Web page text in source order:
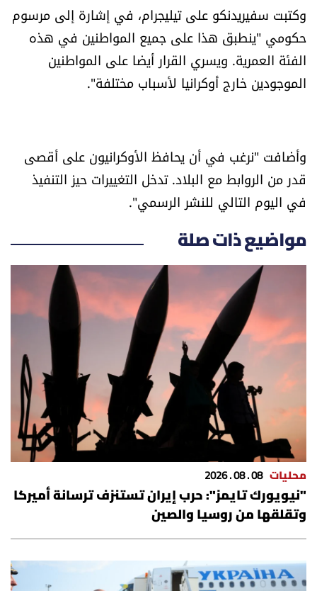
ثقافة وفنون
فصل من كتاب
سجالات
صحّة وصحن
الرياضة
منوّعات
حظّك اليوم
للتاريخ
فيديو
من نحن
للتواصل معنا
شروط الاستخدام
شروط الإشتراك
وكتبت سفيريدنكو على تيليجرام، في إشارة إلى مرسوم
حكومي "ينطبق هذا على جميع المواطنين في هذه
الفئة العمرية. ويسري القرار أيضا على المواطنين
الموجودين خارج أوكرانيا لأسباب مختلفة".
وأضافت "نرغب في أن يحافظ الأوكرانيون على أقصى
قدر من الروابط مع البلاد. تدخل التغييرات حيز التنفيذ
في اليوم التالي للنشر الرسمي".
مواضيع ذات صلة
محليات 08 . 08 . 2026
"نيويورك تايمز": حرب إيران تستنزف ترسانة أميركا
وتقلقها من روسيا والصين